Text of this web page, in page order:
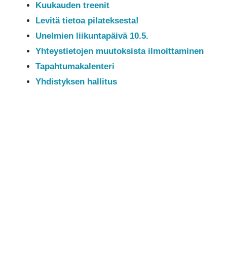
Kuukauden treenit
Levitä tietoa pilateksesta!
Unelmien liikuntapäivä 10.5.
Yhteystietojen muutoksista ilmoittaminen
Tapahtumakalenteri
Yhdistyksen hallitus